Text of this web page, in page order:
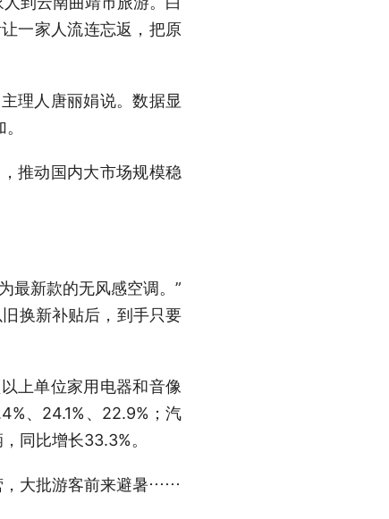
一家人流连忘返，把原
理人唐丽娟说。数据显
推动国内大市场规模稳
新款的无风感空调。”
换新补贴后，到手只要
上单位家用电器和音像
、24.1%、22.9%；汽
同比增长33.3%。
，大批游客前来避暑……